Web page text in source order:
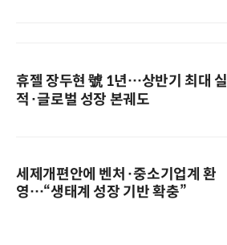
휴젤 장두현 號 1년…상반기 최대 실
적·글로벌 성장 본궤도
세제개편안에 벤처·중소기업계 환
영…“생태계 성장 기반 확충”